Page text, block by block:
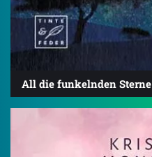
All die funkelnden Sterne